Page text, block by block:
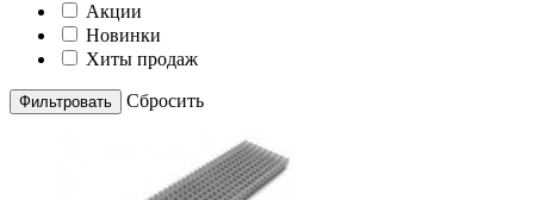
Акции
Новинки
Хиты продаж
Cбросить